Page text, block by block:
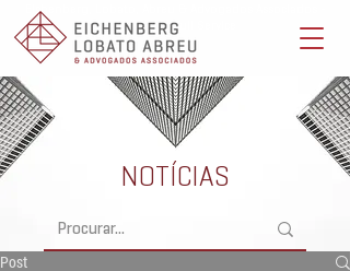
Eichenberg, Lobato, Abreu & Advogados Associados -
Advocacia Full Service
Post
NOTÍCIAS